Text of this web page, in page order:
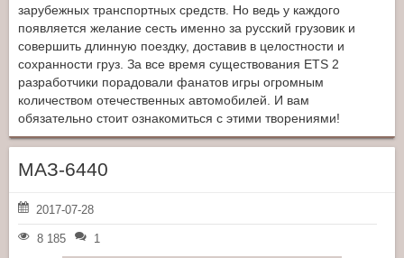
зарубежных транспортных средств. Но ведь у каждого
появляется желание сесть именно за русский грузовик и
совершить длинную поездку, доставив в целостности и
сохранности груз. За все время существования ETS 2
разработчики порадовали фанатов игры огромным
количеством отечественных автомобилей. И вам
обязательно стоит ознакомиться с этими творениями!
МАЗ-6440
2017-07-28
8 185 1